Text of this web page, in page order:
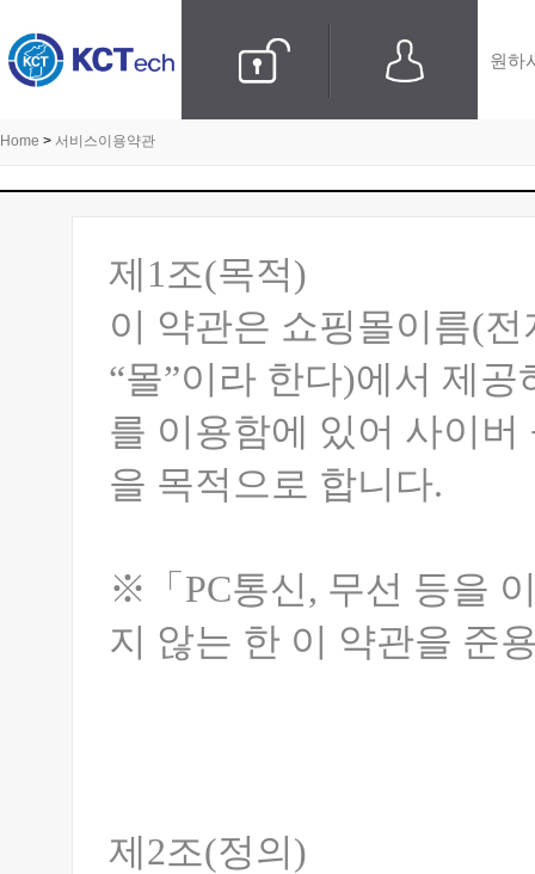
Home > 서비스이용약관
제1조(목적)
이 약관은 쇼핑몰이름(
“몰”이라 한다)에서 제
를 이용함에 있어 사이
을 목적으로 합니다.
※「PC통신, 무선 등을
지 않는 한 이 약관을 준
제2조(정의)